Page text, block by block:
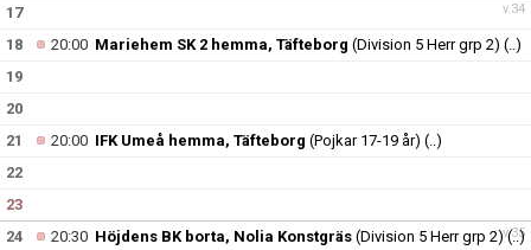
v.34
17
18
20:00 Mariehem SK 2 hemma, Täfteborg (Division 5 Herr grp 2) (..)
19
20
21
20:00 IFK Umeå hemma, Täfteborg (Pojkar 17-19 år) (..)
22
23
v.35
24 20:30 Höjdens BK borta, Nolia Konstgräs (Division 5 Herr grp 2) (..)